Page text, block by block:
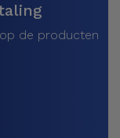
de producten